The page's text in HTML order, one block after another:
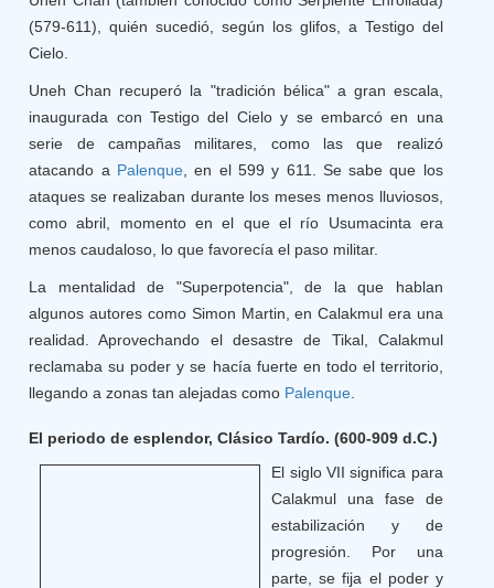
(579-611), quién sucedió, según los glifos, a Testigo del
Cielo.
Uneh Chan recuperó la "tradición bélica" a gran escala,
inaugurada con Testigo del Cielo y se embarcó en una
serie de campañas militares, como las que realizó
atacando a Palenque, en el 599 y 611. Se sabe que los
ataques se realizaban durante los meses menos lluviosos,
como abril, momento en el que el río Usumacinta era
menos caudaloso, lo que favorecía el paso militar.
La mentalidad de "Superpotencia", de la que hablan
algunos autores como Simon Martin, en Calakmul era una
realidad. Aprovechando el desastre de Tikal, Calakmul
reclamaba su poder y se hacía fuerte en todo el territorio,
llegando a zonas tan alejadas como Palenque
El periodo de esplendor, Clásico Tardío. (600-909 d.C.)
El siglo VII significa para
Calakmul una fase de
estabilización y de
progresión. Por una
parte, se fija el poder y